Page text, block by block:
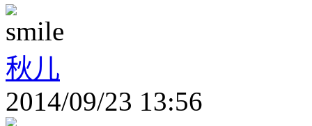
秋儿
2014/09/23 13:56